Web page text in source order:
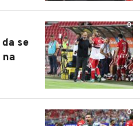
0
se
0